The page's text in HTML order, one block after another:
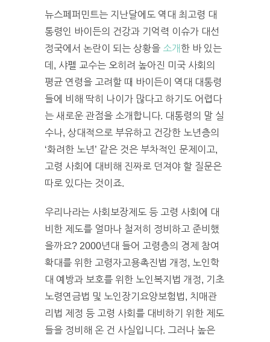
뉴스페퍼민트는 지난달에도 역대 최고령 대
통령인 바이든의 건강과 기억력 이슈가 대선
정국에서 논란이 되는 상황을 소개한 바 있는
데, 샤펠 교수는 오히려 높아진 미국 사회의
평균 연령을 고려할 때 바이든이 역대 대통령
들에 비해 딱히 나이가 많다고 하기도 어렵다
는 새로운 관점을 소개합니다. 대통령의 말 실
수나, 상대적으로 부유하고 건강한 노년층의
‘화려한 노년’ 같은 것은 부차적인 문제이고,
고령 사회에 대비해 진짜로 던져야 할 질문은
따로 있다는 것이죠.
우리나라는 사회보장제도 등 고령 사회에 대
비한 제도를 얼마나 철저히 정비하고 준비했
을까요? 2000년대 들어 고령층의 경제 참여
확대를 위한 고령자고용촉진법 개정, 노인학
대 예방과 보호를 위한 노인복지법 개정, 기초
노령연금법 및 노인장기요양보험법, 치매관
리법 제정 등 고령 사회를 대비하기 위한 제도
들을 정비해 온 건 사실입니다. 그러나 높은